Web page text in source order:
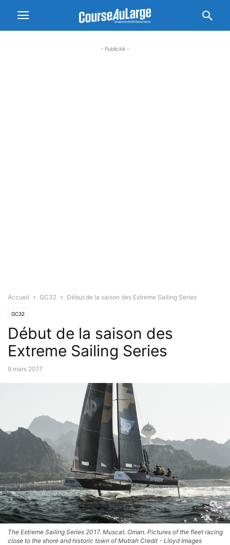
- Publicité -
Accueil GC32 Début de la saison des Extreme Sailing Series
GC32
Début de la saison des
Extreme Sailing Series
9 mars 2017
The Extreme Sailing Series 2017. Muscat. Oman. Pictures of the fleet racing
close to the shore and historic town of Mutrah Credit - Lloyd Images